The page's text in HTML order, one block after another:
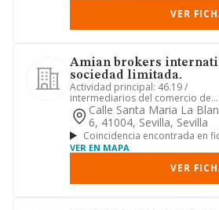
VER
Amian brokers
sociedad limitada.
Actividad principal: 46.19 /
intermediarios del comercio de
productos diversos. si alguna de
ac...
Calle Santa Maria La
6, 41004, Sevilla, Sevilla
Coincidencia encontrada en
VER EN MAPA
VER